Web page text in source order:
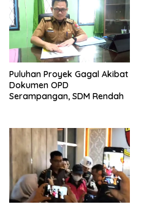
Puluhan Proyek Gagal Akibat
Dokumen OPD
Serampangan, SDM Rendah